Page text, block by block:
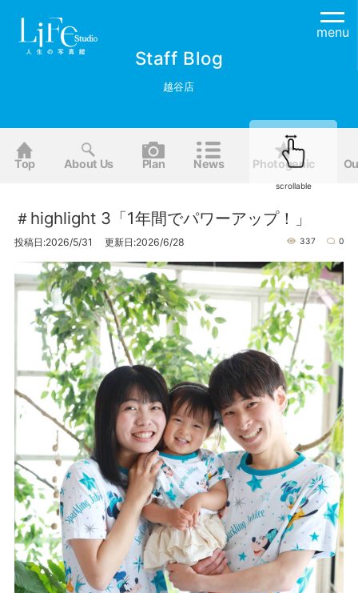
menu
Staff Blog
越谷店
Top About Us Plan News Photogenic
＃highlight 3「1年間でパワーアップ！」
投稿日:2026/5/31 更新日:2026/6/28 337 0